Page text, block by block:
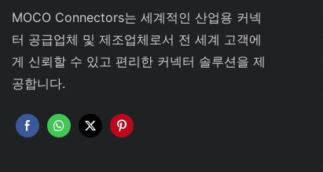
MOCO Connectors는 세계적인 산업용 커넥
터 공급업체 및 제조업체로서 전 세계 고객에
게 신뢰할 수 있고 편리한 커넥터 솔루션을 제
공합니다.